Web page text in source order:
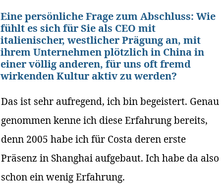
Eine persönliche Frage zum Abschluss: Wie
fühlt es sich für Sie als CEO mit
italienischer, westlicher Prägung an, mit
ihrem Unternehmen plötzlich in China in
einer völlig anderen, für uns oft fremd
wirkenden Kultur aktiv zu werden?
Das ist sehr aufregend, ich bin begeistert. Genau
genommen kenne ich diese Erfahrung bereits,
denn 2005 habe ich für Costa deren erste
Präsenz in Shanghai aufgebaut. Ich habe da also
schon ein wenig Erfahrung.